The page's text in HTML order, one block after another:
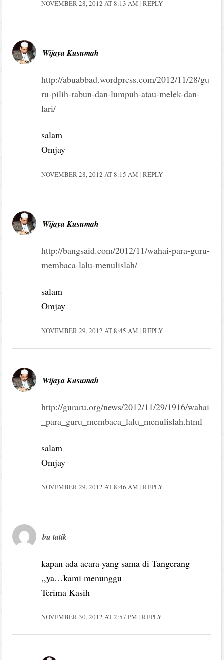
NOVEMBER 28, 2012 AT 8:13 AM REPLY
Wijaya Kusumah
http://abuabbad.wordpress.com/2012/11/28/gu
ru-pilih-rabun-dan-lumpuh-atau-melek-dan-
lari/
salam
Omjay
NOVEMBER 28, 2012 AT 8:15 AM REPLY
Wijaya Kusumah
http://bangsaid.com/2012/11/wahai-para-guru-
membaca-lalu-menulislah/
salam
Omjay
NOVEMBER 29, 2012 AT 8:45 AM REPLY
Wijaya Kusumah
http://guraru.org/news/2012/11/29/1916/wahai
_para_guru_membaca_lalu_menulislah.html
salam
Omjay
NOVEMBER 29, 2012 AT 8:46 AM REPLY
bu tatik
kapan ada acara yang sama di Tangerang
,,ya…kami menunggu
Terima Kasih
NOVEMBER 30, 2012 AT 2:57 PM REPLY